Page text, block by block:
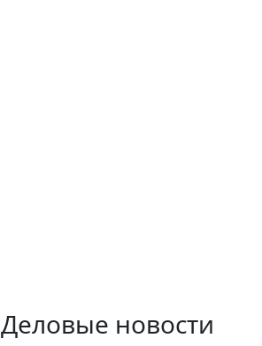
Деловые новости